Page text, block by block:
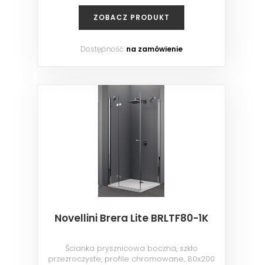
ZOBACZ PRODUKT
Dostępność: na zamówienie
Novellini Brera Lite BRLTF80-1K
Ścianka prysznicowa boczna, szkło
przezroczyste, profile chromowane, 80x200